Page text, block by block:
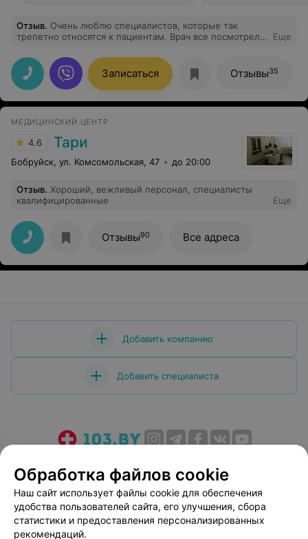
Отзыв. Очень люблю специалистов, которые так
трепетно относятся к пациентам. Врач все посмотрела,
Огромная благодарность.
Еще
Записаться Отзывы35
МЕДИЦИНСКИЙ ЦЕНТР
4.6 Тари
Бобруйск, ул. Комсомольская, 47 до 20:00
Отзыв. Хороший, вежливый персонал, специалисты
квалифицированные
Еще
Отзывы90 Все адреса
Добавить компанию
Добавить специалиста
Медицинский маркетинг
Публичный договор
Пользовательское соглашение
Способы оплаты
Вакансии
Партнеры
Обработка файлов cookie
Наш сайт использует файлы cookie для обеспечения
удобства пользователей сайта, его улучшения, сбора
статистики и предоставления персонализированных
рекомендаций.